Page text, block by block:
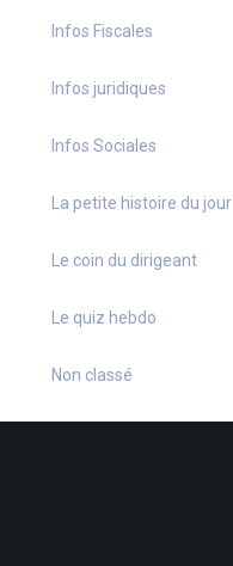
Infos Fiscales
Infos juridiques
Infos Sociales
La petite histoire du jour
Le coin du dirigeant
Le quiz hebdo
Non classé